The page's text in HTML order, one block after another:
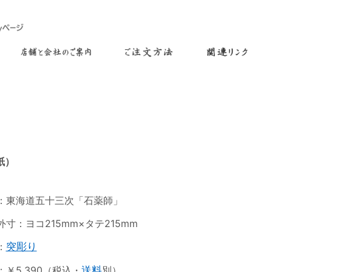
東海道五十三次「石薬師」
寸：ヨコ215mm×タテ215mm
突彫り